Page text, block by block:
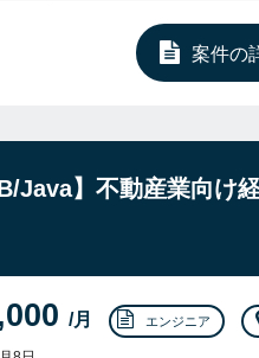
案件の
Java】不動産業向け
/月 エンジニア